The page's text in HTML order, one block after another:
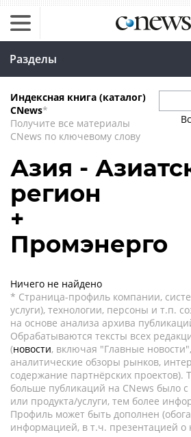
Разделы
Индексная книга (каталог)
CNews*
Получите все материалы
CNews по ключевому слову
Азия -
регион
+
Промэнерго
Ничего не найдено
* Страница-профиль компании,
услуги), технологии, персоны и т.п.
на основе анализа архива
Обрабатываются тексты всех
(новости, включая "Главные новости",
аналитические обзоры рынков,
содержание партнёрских проектов).
больше публикаций на CNews было
или продукта/услуги, тем более
Профиль может быть дополнен
информацией, в т.ч. презентацией о